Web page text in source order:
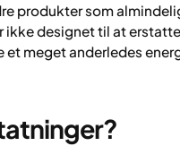
produkter som
ikke designet til at
et meget anderledes